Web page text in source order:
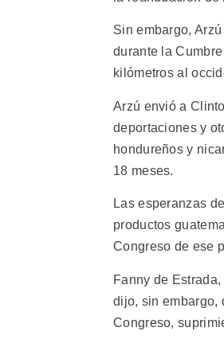
Sin embargo,
durante la
kilómetros al
Arzú envió a
deportaciones y
hondureños y
18 meses.
Las esperanzas
productos
Congreso de ese
Fanny de
dijo, sin embargo,
Congreso,